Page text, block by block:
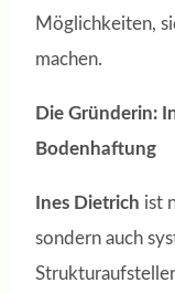
Möglichkeiten,
machen.
Die Gründerin:
Bodenhaftung
Ines Dietrich ist
sondern auch